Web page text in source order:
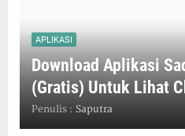
APLIKASI
Download Aplikasi
(Gratis) Untuk Lihat
Penulis : Saputra